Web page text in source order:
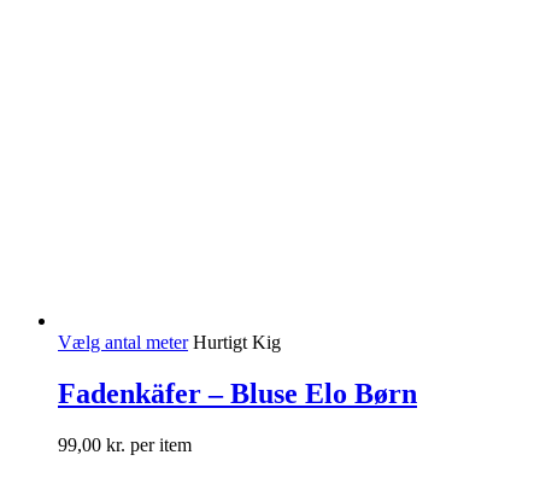
Vælg antal meter Hurtigt Kig
Fadenkäfer – Bluse Elo Børn
99,00 kr. per item